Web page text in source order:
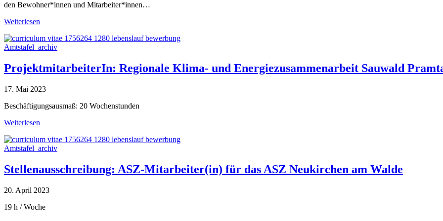
den Bewohner*innen und Mitarbeiter*innen…
Weiterlesen
Amtstafel_archiv
ProjektmitarbeiterIn: Regionale Klima- und Energiezusammenarbeit Sauwald
17. Mai 2023
Beschäftigungsausmaß: 20 Wochenstunden
Weiterlesen
Amtstafel_archiv
Stellenausschreibung: ASZ-Mitarbeiter(in) für das ASZ Neukirchen am Walde
20. April 2023
19 h / Woche